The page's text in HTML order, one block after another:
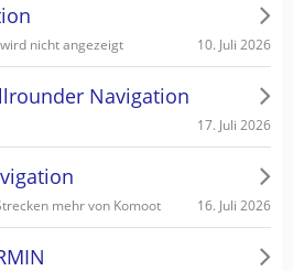
nicht angezeigt 10. Juli 2026
Navigation
17. Juli 2026
mehr von Komoot 16. Juli 2026